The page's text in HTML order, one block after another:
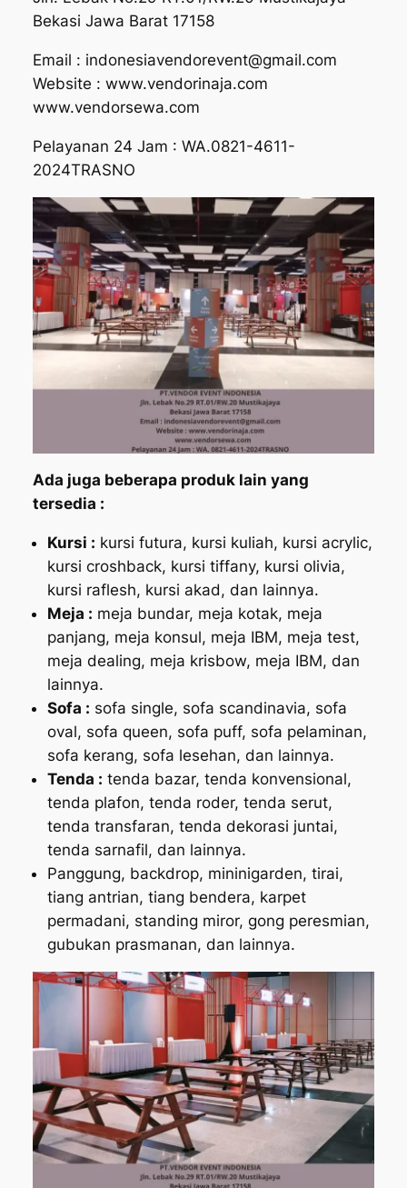
Bekasi Jawa Barat 17158
Email : indonesiavendorevent@gmail.com
Website : www.vendorinaja.com
www.vendorsewa.com
Pelayanan 24 Jam : WA.0821-4611-
2024TRASNO
Ada juga beberapa produk lain yang
tersedia :
Kursi : kursi futura, kursi kuliah, kursi acrylic,
kursi croshback, kursi tiffany, kursi olivia,
kursi raflesh, kursi akad, dan lainnya.
Meja : meja bundar, meja kotak, meja
panjang, meja konsul, meja IBM, meja test,
meja dealing, meja krisbow, meja IBM, dan
lainnya.
Sofa : sofa single, sofa scandinavia, sofa
oval, sofa queen, sofa puff, sofa pelaminan,
sofa kerang, sofa lesehan, dan lainnya.
Tenda : tenda bazar, tenda konvensional,
tenda plafon, tenda roder, tenda serut,
tenda transfaran, tenda dekorasi juntai,
tenda sarnafil, dan lainnya.
Panggung, backdrop, mininigarden, tirai,
tiang antrian, tiang bendera, karpet
permadani, standing miror, gong peresmian,
gubukan prasmanan, dan lainnya.